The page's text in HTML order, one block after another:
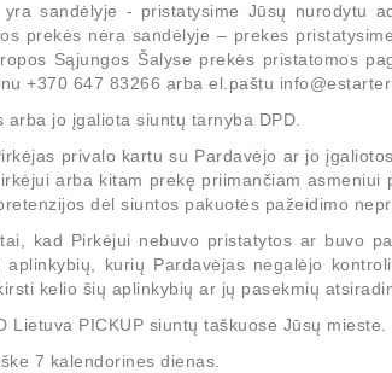
sandėlyje - pristatysime Jūsų nurodytu
prekės nėra sandėlyje – prekes
Sąjungos Šalyse prekės pristatomos
+370 647 83266 arba el.paštu
jo įgaliota siuntų tarnyba DPD.
privalo kartu su Pardavėjo ar jo
arba kitam prekę priimančiam
dėl siuntos pakuotės pažeidimo
kad Pirkėjui nebuvo pristatytos ar buvo
kurių Pardavėjas negalėjo
kelio šių aplinkybių ar jų pasekmių
Lietuva PICKUP siuntų taškuose Jūsų mieste.
7 kalendorines dienas.